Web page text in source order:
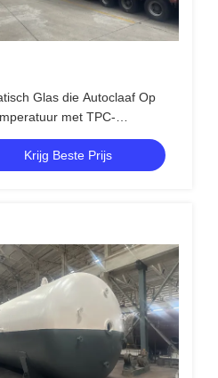
Glas die Autoclaaf Op
met TPC-
en Wind het Leiden
lamineren
Krijg Beste Prijs